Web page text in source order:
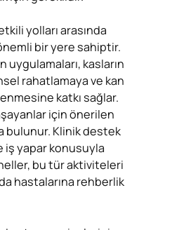
yolları arasında
bir yere sahiptir.
uygulamaları, kasların
rahatlamaya ve kan
katkı sağlar.
için önerilen
bulunur. Klinik destek
iş yapar konusuyla
bu tür aktiviteleri
hastalarına rehberlik